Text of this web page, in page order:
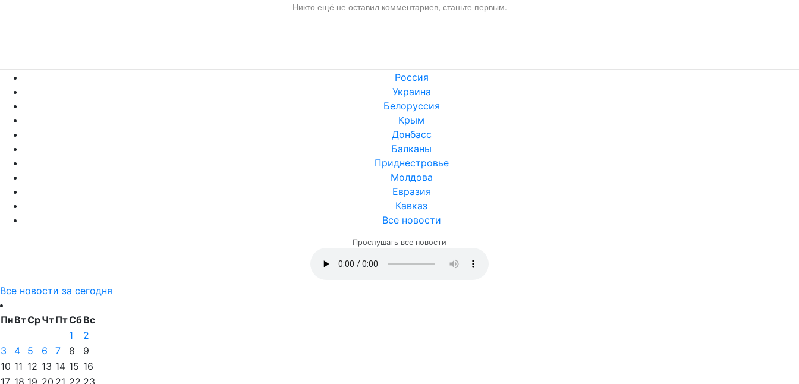
Никто ещё не оставил комментариев, станьте первым.
Россия
Украина
Белоруссия
Крым
Донбасс
Балканы
Приднестровье
Молдова
Евразия
Кавказ
Все новости
Прослушать все новости
Все новости за сегодня
ПнВтСрЧтПтСбВс
1
2
3
4 5 6 7 8
9
10 11 12 13 14 15 16